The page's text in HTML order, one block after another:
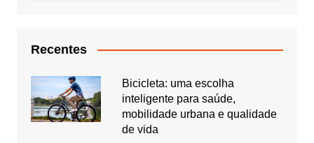
Recentes
Bicicleta: uma escolha
inteligente para saúde,
mobilidade urbana e qualidade
de vida